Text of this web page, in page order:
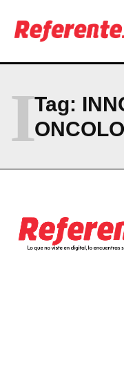
¿Y si el futuro industrial
partida
Company
CONTACT
Tag:
I